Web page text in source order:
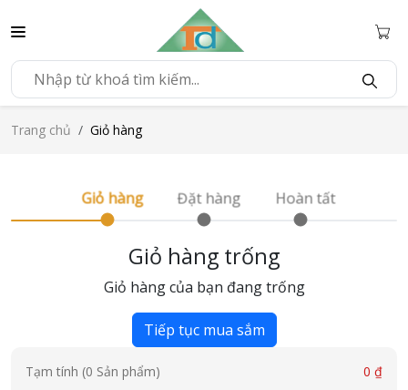
Trang chủ Giỏ hàng
Giỏ hàng Đặt hàng Hoàn tất
Giỏ hàng trống
Giỏ hàng của bạn đang trống
Tiếp tục mua sắm
Tạm tính (0 Sản phẩm) 0 ₫